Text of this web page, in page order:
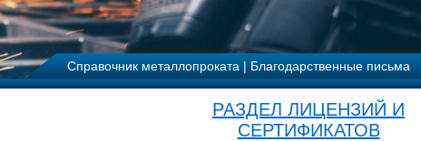
Справочник металлопроката|Благодарственные письма
РАЗДЕЛ ЛИЦЕНЗИЙ И
СЕРТИФИКАТОВ